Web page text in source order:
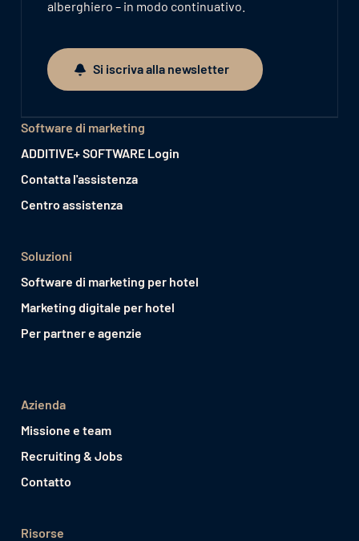
alberghiero – in modo continuativo.
Si iscriva alla newsletter
Si iscriva alla newsletter
Software di marketing
ADDITIVE+ SOFTWARE Login
Contatta l'assistenza
Centro assistenza
Soluzioni
Software di marketing per hotel
Marketing digitale per hotel
Per partner e agenzie
Azienda
Missione e team
Recruiting & Jobs
Contatto
Risorse